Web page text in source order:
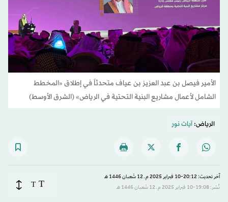
الأمير فيصل بن عبد العزيز بن عياف متحدثاً في إطلاق «المخطط
الشامل لأعمال مشاريع البنية التحتية في الرياض» (الشرق الأوسط)
الرياض:آيات نور
آخر تحديث: 20:12-10 فبراير 2025 م ـ 12 شَعبان 1446 هـ
نُشر: 19:08-10 فبراير 2025 م ـ 12 شَعبان 1446 هـ
T
T